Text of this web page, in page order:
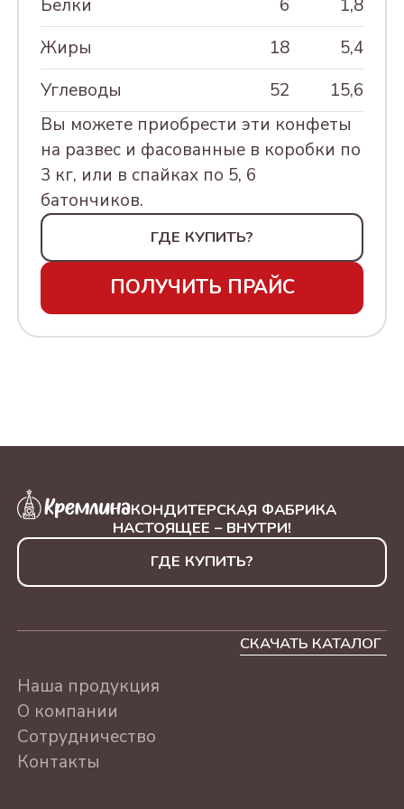
МАРТА, 230Г
АССОРТИ КОНФЕТ В
УПАКОВКЕ "ШИРОКА
СТРАНА МОЯ РОДНАЯ,
500Г
АССОРТИ КРЕМЛИНА
МОСКВА ЗОЛОТАЯ. 500Г
АССОРТИ КРЕМЛИНА
МОСКВА КРАСНАЯ. 500Г
АССОРТИ
240Г
ЛЮБИМОМУ УЧИТЕЛЮ
АССОРТИ 500г
ЛУЧШЕМУ ВРАЧУ
С ПРАЗДНИКОМ
С ДНЕМ РОЖДЕНИЯ
АССОРТИ 500г
СЕРДЦЕ "СУХОФРУКТЫ
ФИСТАШКА ЖАРЕНАЯ
ГРЕЦКИЙ ОРЕХ
ФУНДУК
ВИШНЯ СУШЕНАЯ
Кэжуал Ассорти
Новогодний вечер
СУНДУЧОК
СУВЕНИРНЫЙ
ТУБА Новый год
ЕЛКА ЗОЛОТАЯ 250г
ЕЛКА СИНЯЯ 250г
ШКАТУЛКИ КРУГЛАЯ
НА НОВЫЙ ГОД
ШКАТУЛКИ
ЛАКОВЫЕ НОВЫЙ
ТУБА Новый год
ТЮЛЬПАНЫ 250г
Белки
6
1,8
Жиры
18
5,4
Углеводы
52
15,6
Вы можете приобрести эти конфеты
на развес и фасованные в коробки по
3 кг, или в спайках по 5, 6
батончиков.
ГДЕ КУПИТЬ?
ПОЛУЧИТЬ ПРАЙС
КОНДИТЕРСКАЯ ФАБРИКА
НАСТОЯЩЕЕ – ВНУТРИ!
ГДЕ КУПИТЬ?
Наша продукция
О компании
Сотрудничество
Контакты
СКАЧАТЬ КАТАЛОГ